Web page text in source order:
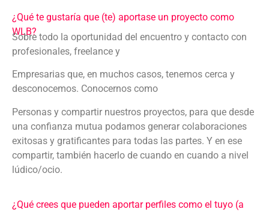
¿Qué te gustaría que (te) aportase un proyecto como
WLB?
Sobre todo la oportunidad del encuentro y contacto con
profesionales, freelance y
Empresarias que, en muchos casos, tenemos cerca y
desconocemos. Conocernos como
Personas y compartir nuestros proyectos, para que desde
una confianza mutua podamos generar colaboraciones
exitosas y gratificantes para todas las partes. Y en ese
compartir, también hacerlo de cuando en cuando a nivel
lúdico/ocio.
¿Qué crees que pueden aportar perfiles como el tuyo (a